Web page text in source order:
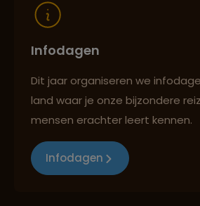
Infodagen
Dit jaar organiseren we
land waar je onze bijzondere
mensen erachter leert kennen.
Infodagen